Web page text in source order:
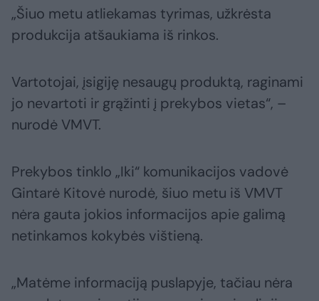
„Šiuo metu atliekamas tyrimas, užkrėsta
produkcija atšaukiama iš rinkos.
Vartotojai, įsigiję nesaugų produktą, raginami
jo nevartoti ir grąžinti į prekybos vietas“, –
nurodė VMVT.
Prekybos tinklo „Iki“ komunikacijos vadovė
Gintarė Kitovė nurodė, šiuo metu iš VMVT
nėra gauta jokios informacijos apie galimą
netinkamos kokybės vištieną.
„Matėme informaciją puslapyje, tačiau nėra